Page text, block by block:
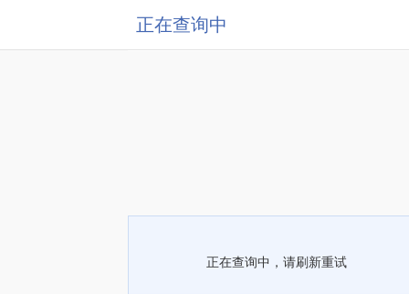
正在查询中
正在查询中，请刷新重试